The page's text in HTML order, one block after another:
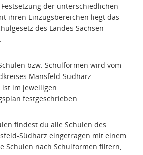
der unterschiedlichen
ihren Einzugsbereichen liegt das
des Landes Sachsen-
bzw. Schulformen wird vom
Mansfeld-Südharz
im jeweiligen
festgeschrieben.
findest du alle Schulen des
Südharz eingetragen mit einem
Schulen nach Schulformen filtern,